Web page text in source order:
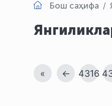
Бош саҳифа
« ← 4316